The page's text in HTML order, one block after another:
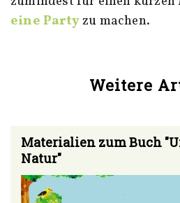
eine Partyzu machen.
Weitere
Materialien zum Buch
Natur"